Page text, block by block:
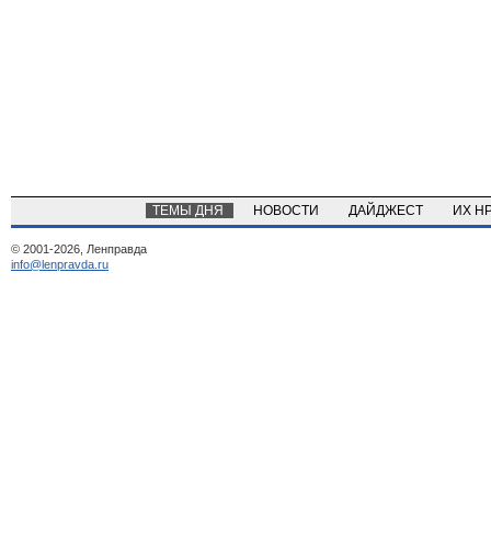
ТЕМЫ ДНЯ НОВОСТИ ДАЙДЖЕСТ ИХ
© 2001-2026, Ленправда
info@lenpravda.ru